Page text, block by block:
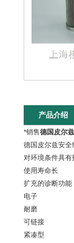
产品介绍
*销售德国皮尔
德国皮尔兹安
对环境条件具有
使用寿命长
扩充的诊断功能
电子
耐磨
可链接
紧凑型